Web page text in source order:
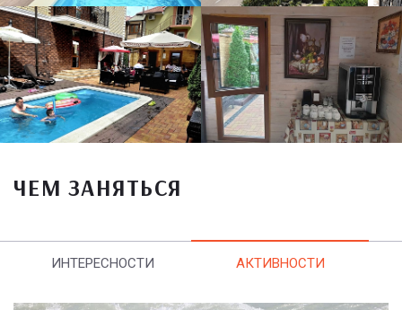
ЧЕМ ЗАНЯТЬСЯ
ИНТЕРЕСНОСТИ АКТИВНОСТИ